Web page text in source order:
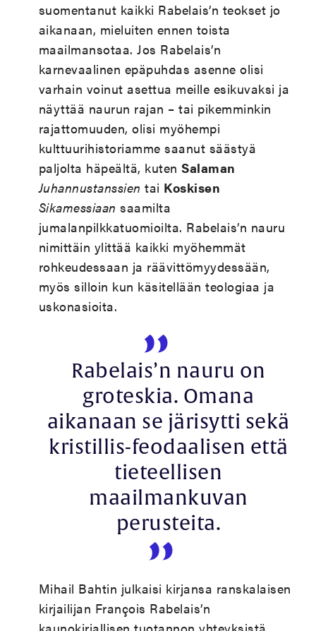
suomentanut kaikki Rabelais’n teokset jo
aikanaan, mieluiten ennen toista
maailmansotaa. Jos Rabelais’n
karnevaalinen epäpuhdas asenne olisi
varhain voinut asettua meille esikuvaksi ja
näyttää naurun rajan – tai pikemminkin
rajattomuuden, olisi myöhempi
kulttuurihistoriamme saanut säästyä
paljolta häpeältä, kutenSalaman
Juhannustanssien tai Koskisen
Sikamessiaan saamilta
jumalanpilkkatuomioilta. Rabelais’n nauru
nimittäin ylittää kaikki myöhemmät
rohkeudessaan ja räävittömyydessään,
myös silloin kun käsitellään teologiaa ja
uskonasioita.
Rabelais’n nauru on
groteskia. Omana
aikanaan se järisytti sekä
kristillis-feodaalisen että
tieteellisen
maailmankuvan
perusteita.
Mihail Bahtin julkaisi kirjansa ranskalaisen
kirjailijan François Rabelais’n